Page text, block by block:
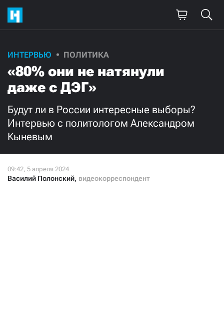
ИНТЕРВЬЮ ПОЛИТИКА
«80% они не натянули
даже с ДЭГ»
Будут ли в России интересные выборы?
Интервью с политологом Александром
Кыневым
Василий Полонский, видеокорреспондент